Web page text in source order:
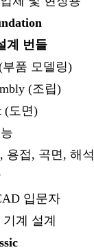
계 번들
부품 모델링)
(조립)
(도면)
용접, 곡면, 해석
입문자
기계 설계